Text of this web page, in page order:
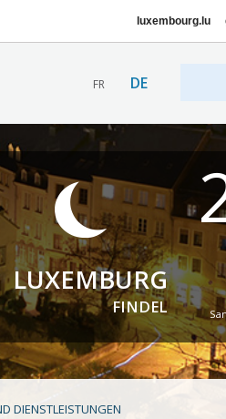
luxembourg.lu
FR DE
LUXEMBURG
FINDEL
DIENSTLEISTUNGEN